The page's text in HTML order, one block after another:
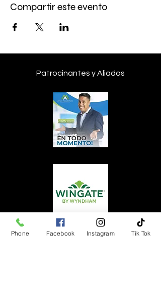
Compartir este evento
Patrocinantes y Aliados
Phone Facebook Instagram Tik Tok